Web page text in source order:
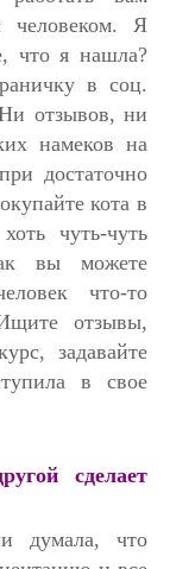
человеком. Я
что я нашла?
в соц.
отзывов, ни
намеков на
достаточно
кота в
чуть-чуть
вы можете
что-то
отзывы,
задавайте
в свое
сделает
думала, что